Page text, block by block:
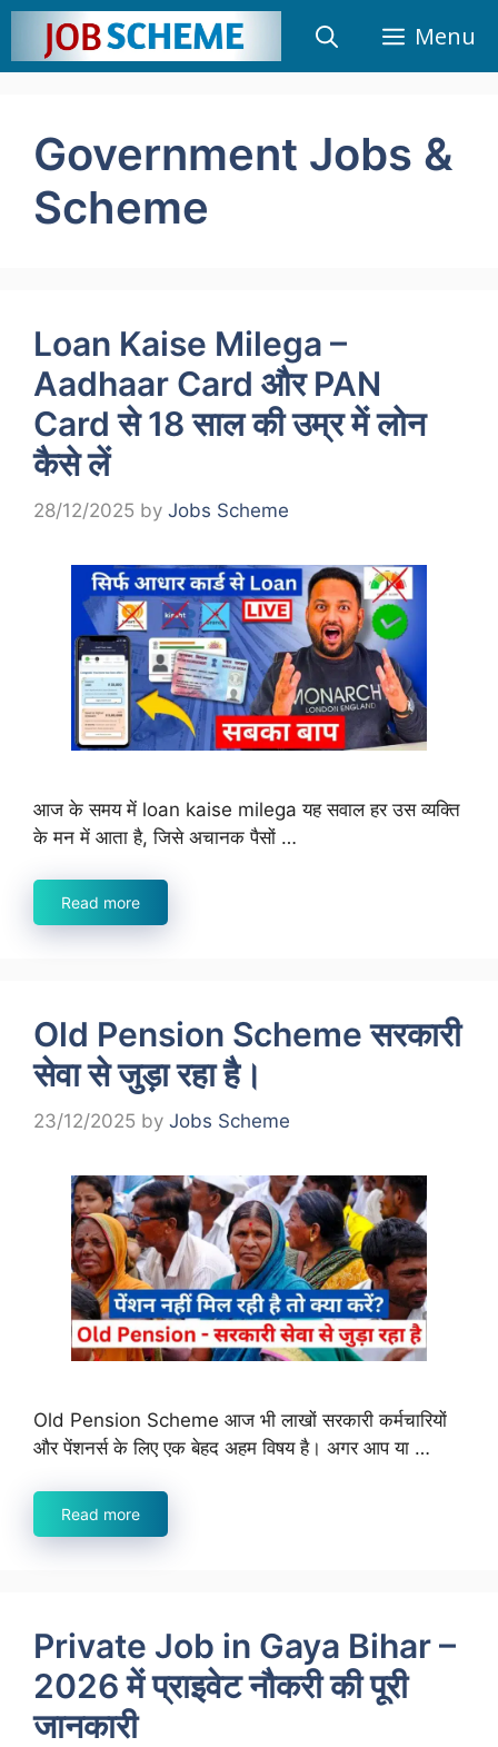
Skip
content
Menu
Government Jobs &
Scheme
Loan Kaise Milega –
Aadhaar Card और PAN
Card से 18 साल की उम्र में लोन
कैसे लें
28/12/2025 by Jobs Scheme
आज के समय में loan kaise milega यह सवाल हर उस व्यक्ति
के मन में आता है, जिसे अचानक पैसों …
Read more
Old Pension Scheme सरकारी
सेवा से जुड़ा रहा है।
23/12/2025 by Jobs Scheme
Old Pension Scheme आज भी लाखों सरकारी कर्मचारियों
और पेंशनर्स के लिए एक बेहद अहम विषय है। अगर आप या …
Read more
Private Job in Gaya Bihar –
2026 में प्राइवेट नौकरी की पूरी
जानकारी